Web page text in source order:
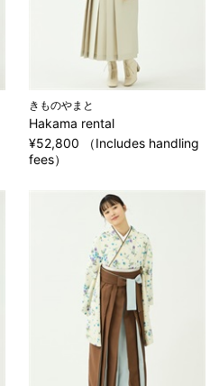
きものやまと
Hakama rental
¥52,800 （Includes handling
fees）